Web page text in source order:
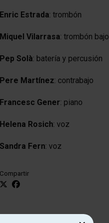
Enric Estrada: trombón
Miquel Vilarrasa: trombón bajo
Pep Solà: batería y percusión
Pere Martínez: contrabajo
Francesc Gener: piano
Helena Rosich: voz
Sandra Fern: voz
Compartir